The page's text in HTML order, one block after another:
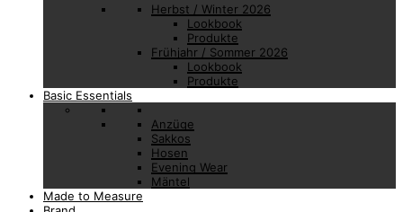
Herbst / Winter 2026
Lookbook
Produkte
Frühjahr / Sommer 2026
Lookbook
Produkte
Basic Essentials
Anzüge
Sakkos
Hosen
Evening Wear
Mäntel
Made to Measure